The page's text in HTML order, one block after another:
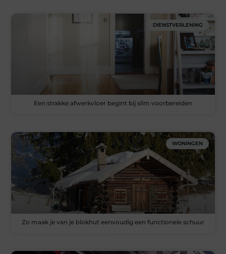
DIENSTVERLENING
Een strakke afwerkvloer begint bij slim voorbereiden
WONINGEN
Zo maak je van je blokhut eenvoudig een functionele schuur